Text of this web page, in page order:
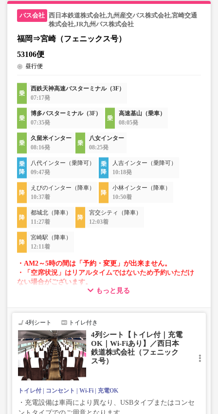
西日本鉄道株式会社,九州産交バス株式会社,宮崎交通
株式会社,JR九州バス株式会社
福岡⇒宮崎（フェニックス号）
53106便
昼行便
西鉄天神高速バスターミナル（3F）
07:17発
博多バスターミナル（3F）
07:35発
高速基山（乗車）
08:05発
久留米インター
08:16発
八女インター
08:25発
八代インター（乗降可）
09:47発
人吉インター（乗降可）
10:18発
えびのインター（降車）
10:37着
小林インター（降車）
10:50着
都城北（降車）
11:27着
宮交シティ（降車）
12:03着
宮崎駅（降車）
12:11着
・AM2～5時の間は「予約・変更」が出来ません。
・「空席状況」はリアルタイムではないため予約いただけ
ない場合がございます。
・車両は予告なく変更となる場合がございます。これに伴
で、あらかじめご了承ください。
もっと見る
4列シート トイレ付き
4列シート【トイレ付｜充電
OK｜Wi-Fiあり】／西日本
鉄道株式会社（フェニック
ス号）
トイレ付 コンセント Wi-Fi 充電OK
・充電設備は車両により異なり、USBタイプまたはコンセ